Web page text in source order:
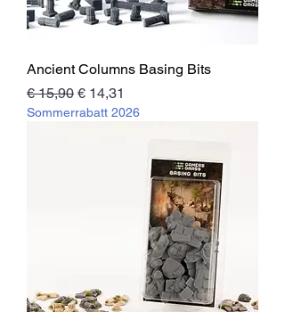
Ancient Columns Basing Bits
Standardpreis
€ 15,90 Sale-Preis
€ 14,31
Sommerrabatt 2026